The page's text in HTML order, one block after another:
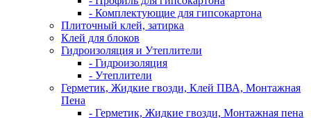
- Комплектующие для гипсокартона
Плиточный клей, затирка
Клей для блоков
Гидроизоляция и Утеплители
- Гидроизоляция
- Утеплители
Герметик, Жидкие гвозди, Клей ПВА, Монтажная
Пена
- Герметик, Жидкие гвозди, Монтажная пена